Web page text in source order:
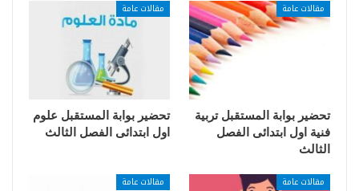
مقالات عامة
تحضير بوابة المستقبل تربية
فنية اول ابتدائى الفصل
الثالث
مقالات عامة
تحضير بوابة المستقبل علوم
اول ابتدائى الفصل الثالث
مقالات عامة مقالات عامة